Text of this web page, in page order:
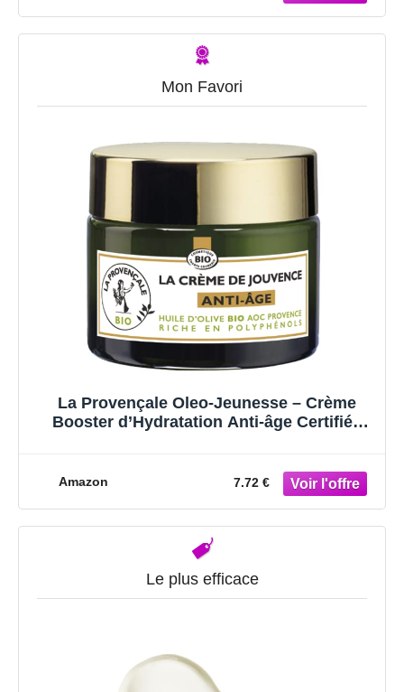
Mon Favori
La Provençale Oleo-Jeunesse – Crème
Booster d’Hydratation Anti-âge Certifiée
Efficacité Prouvée – 50 ml
Amazon 7.72 €
Le plus efficace